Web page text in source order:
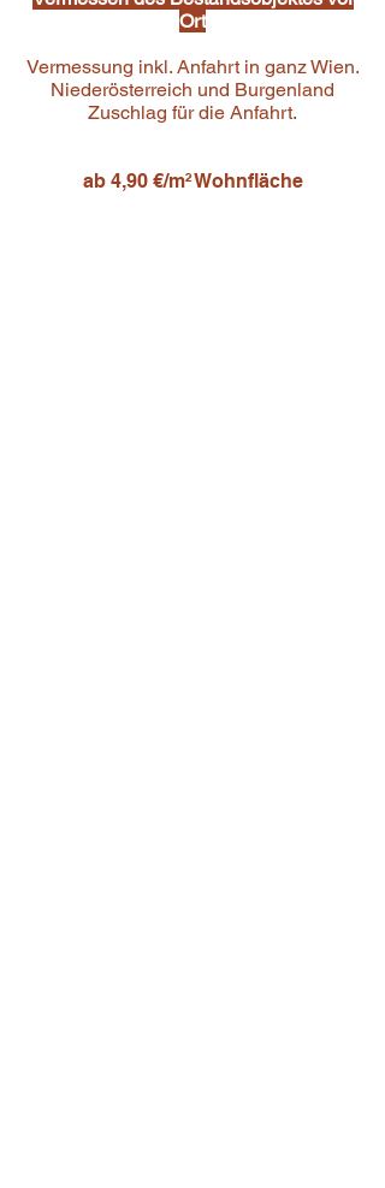
Ort
Vermessung inkl. Anfahrt in ganz Wien.
Niederösterreich und Burgenland
Zuschlag für die Anfahrt.
ab 4,90 €/m² Wohnfläche